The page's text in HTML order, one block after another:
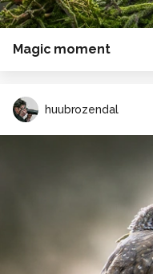
Magic moment
huubrozendal